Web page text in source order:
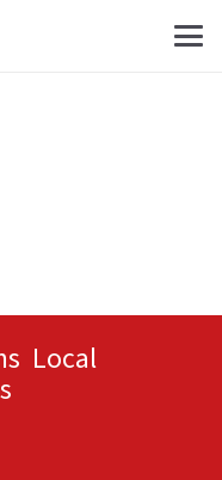
Local